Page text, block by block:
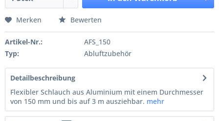
Merken Bewerten
Artikel-Nr.:
AFS_150
Typ:
Abluftzubehör
Detailbeschreibung
Flexibler Schlauch aus Aluminium mit einem Durchmesser
von 150 mm und bis auf 3 m ausziehbar. mehr